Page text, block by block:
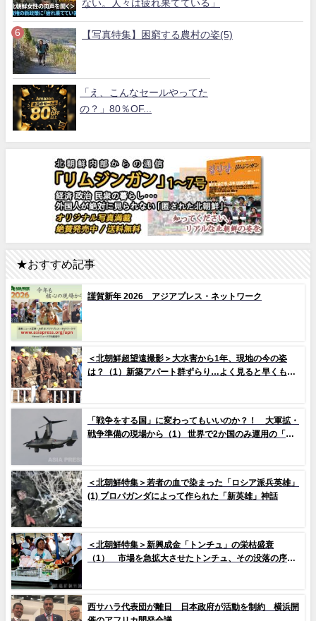
ない。人々は疲れ果てている」
【写真特集】困窮する農村の姿(5)
「え、こんなセールやってた
の？」80％OF...
★おすすめ記事
謹賀新年 2026 アジアプレス・ネットワーク
＜北朝鮮超望遠撮影＞大水害から1年、現地の今の姿
は？（1）新築アパート群ずらり…よく見ると早くもタ
「戦争をする国」に変わってもいいのか？！ 大軍拡・
戦争準備の現場から（1） 世界で2か国のみ運用の「欠
＜北朝鮮特集＞若者の血で染まった「ロシア派兵英雄」
(1) プロパガンダによって作られた「新英雄」神話
＜北朝鮮特集＞新興成金「トンチュ」の栄枯盛衰
（1） 市場を急拡大させたトンチュ、その没落の序幕
西サハラ代表団が離日 日本政府が活動を制約 横浜開